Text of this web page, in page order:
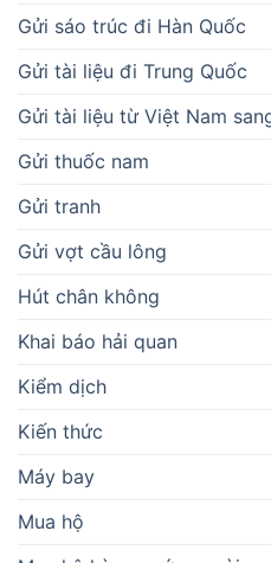
Gửi sáo trúc đi Hàn Quốc
Gửi tài liệu đi Trung Quốc
Gửi tài liệu từ Việt Nam
Gửi thuốc nam
Gửi tranh
Gửi vợt cầu lông
Hút chân không
Khai báo hải quan
Kiểm dịch
Kiến thức
Máy bay
Mua hộ